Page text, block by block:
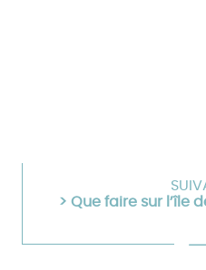
> Que faire sur l’île